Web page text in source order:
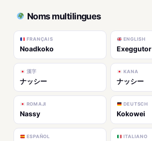
Noms multilingues
FRANÇAIS
Noadkoko
ENGLISH
Exeggutor
漢字
ナッシー
KANA
ナッシー
ROMAJI
Nassy
DEUTSCH
Kokowei
ESPAÑOL ITALIANO